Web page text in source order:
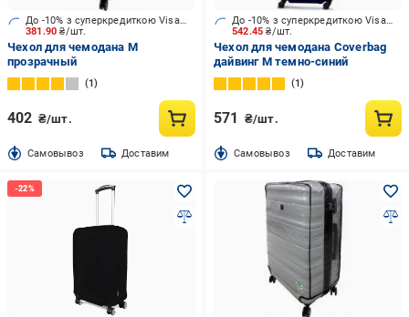
381.90₴/шт.
До -10% з суперкредиткою Visa Вигода
Чехол для чемодана М
прозрачный
1
402 ₴/шт.
Cамовывоз Доставим
542.45₴/шт.
До -10% з суперкредиткою Visa Вигода
Чехол для чемодана Coverbag
дайвинг М темно-синий
1
571 ₴/шт.
Cамовывоз Доставим